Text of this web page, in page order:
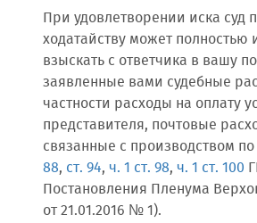
При удовлетворении иска суд
ходатайству может полностью
взыскать с ответчика в вашу
заявленные вами судебные
частности расходы на оплату
представителя, почтовые
связанные с производством
88, ст. 94, ч. 1 ст. 98, ч. 1 ст. 100
Постановления Пленума
от 21.01.2016 № 1).